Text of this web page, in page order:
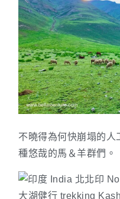
不曉得為何快崩塌的人
種悠哉的馬＆羊群們。